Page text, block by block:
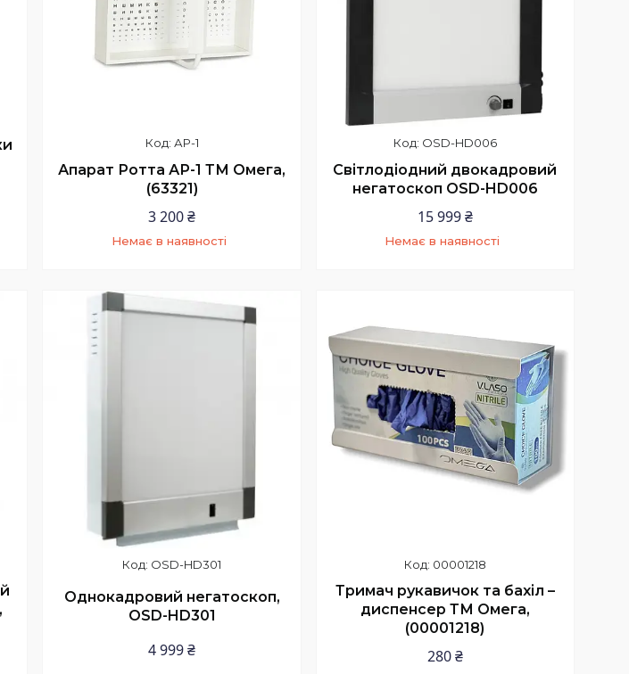
АР-1
Апарат Ротта АР-1 ТМ Омега,
(63321)
3 200 ₴
Немає в наявності
+380 (73) 200-99-58
OSD-HD006
Світлодіодний двокадровий
негатоскоп OSD-HD006
15 999 ₴
Немає в наявності
OSD-HD301
Однокадровий негатоскоп,
OSD-HD301
4 999 ₴
00001218
Тримач рукавичок та бахіл –
диспенсер ТМ Омега,
(00001218)
280 ₴